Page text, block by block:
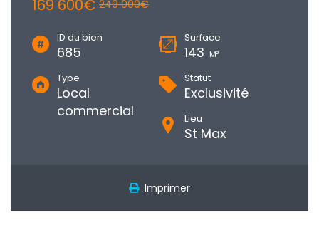
169 600€ 249 000€
ID du bien
685
Surface
143 M²
Type
Local
commercial
Statut
Exclusivité
Lieu
St Max
Imprimer